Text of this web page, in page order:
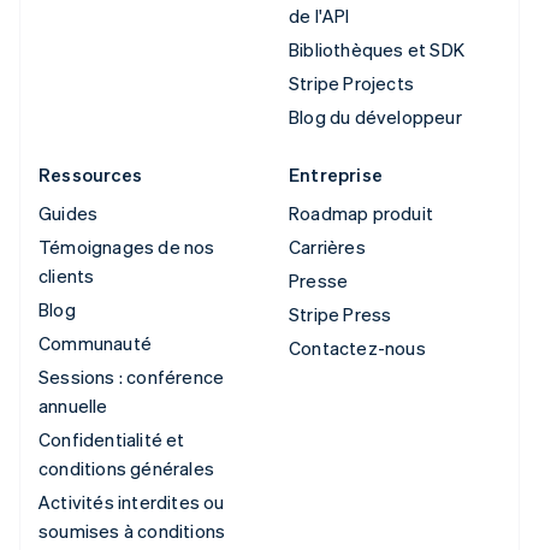
de l'API
Bibliothèques et SDK
Stripe Projects
Blog du développeur
Ressources
Guides
Témoignages de nos
clients
Blog
Communauté
Sessions : conférence
annuelle
Confidentialité et
conditions générales
Activités interdites ou
soumises à conditions
Entreprise
Roadmap produit
Carrières
Presse
Stripe Press
Contactez-nous